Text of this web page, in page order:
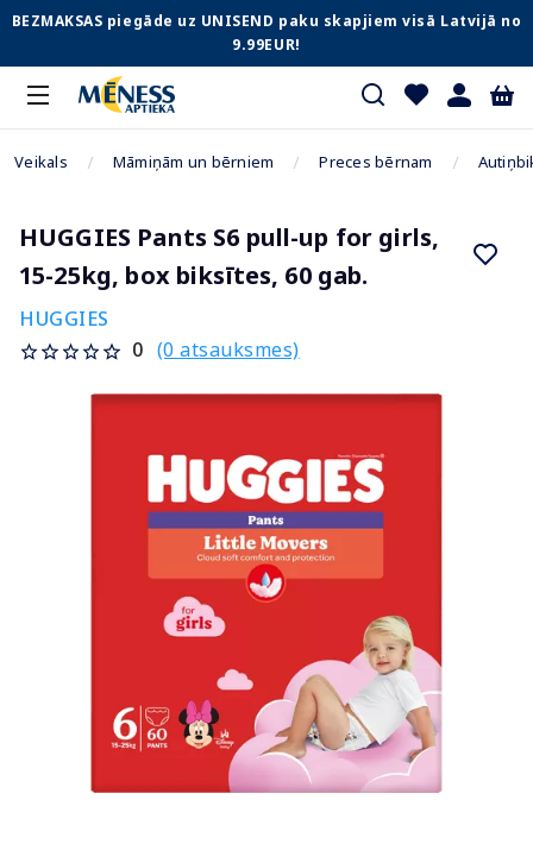
BEZMAKSAS piegāde uz UNISEND paku skapjiem visā Latvijā no
9.99EUR!
Veikals Māmiņām un bērniem Preces bērnam
HUGGIES Pants S6 pull-up for girls,
15-25kg, box biksītes, 60 gab.
HUGGIES
0 (0 atsauksmes)